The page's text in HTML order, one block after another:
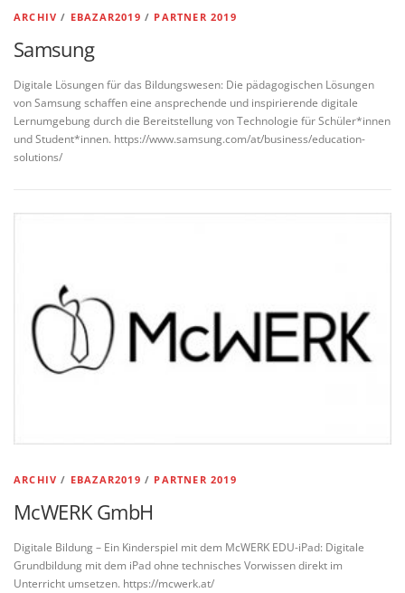
ARCHIV / EBAZAR2019 / PARTNER 2019
Samsung
Digitale Lösungen für das Bildungswesen: Die pädagogischen Lösungen
von Samsung schaffen eine ansprechende und inspirierende digitale
Lernumgebung durch die Bereitstellung von Technologie für Schüler*innen
und Student*innen. https://www.samsung.com/at/business/education-
solutions/
ARCHIV / EBAZAR2019 / PARTNER 2019
McWERK GmbH
Digitale Bildung – Ein Kinderspiel mit dem McWERK EDU-iPad: Digitale
Grundbildung mit dem iPad ohne technisches Vorwissen direkt im
Unterricht umsetzen. https://mcwerk.at/